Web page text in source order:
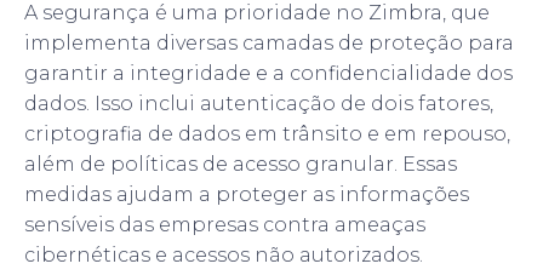
A segurança é uma prioridade no Zimbra, que
implementa diversas camadas de proteção para
garantir a integridade e a confidencialidade dos
dados. Isso inclui autenticação de dois fatores,
criptografia de dados em trânsito e em repouso,
além de políticas de acesso granular. Essas
medidas ajudam a proteger as informações
sensíveis das empresas contra ameaças
cibernéticas e acessos não autorizados.